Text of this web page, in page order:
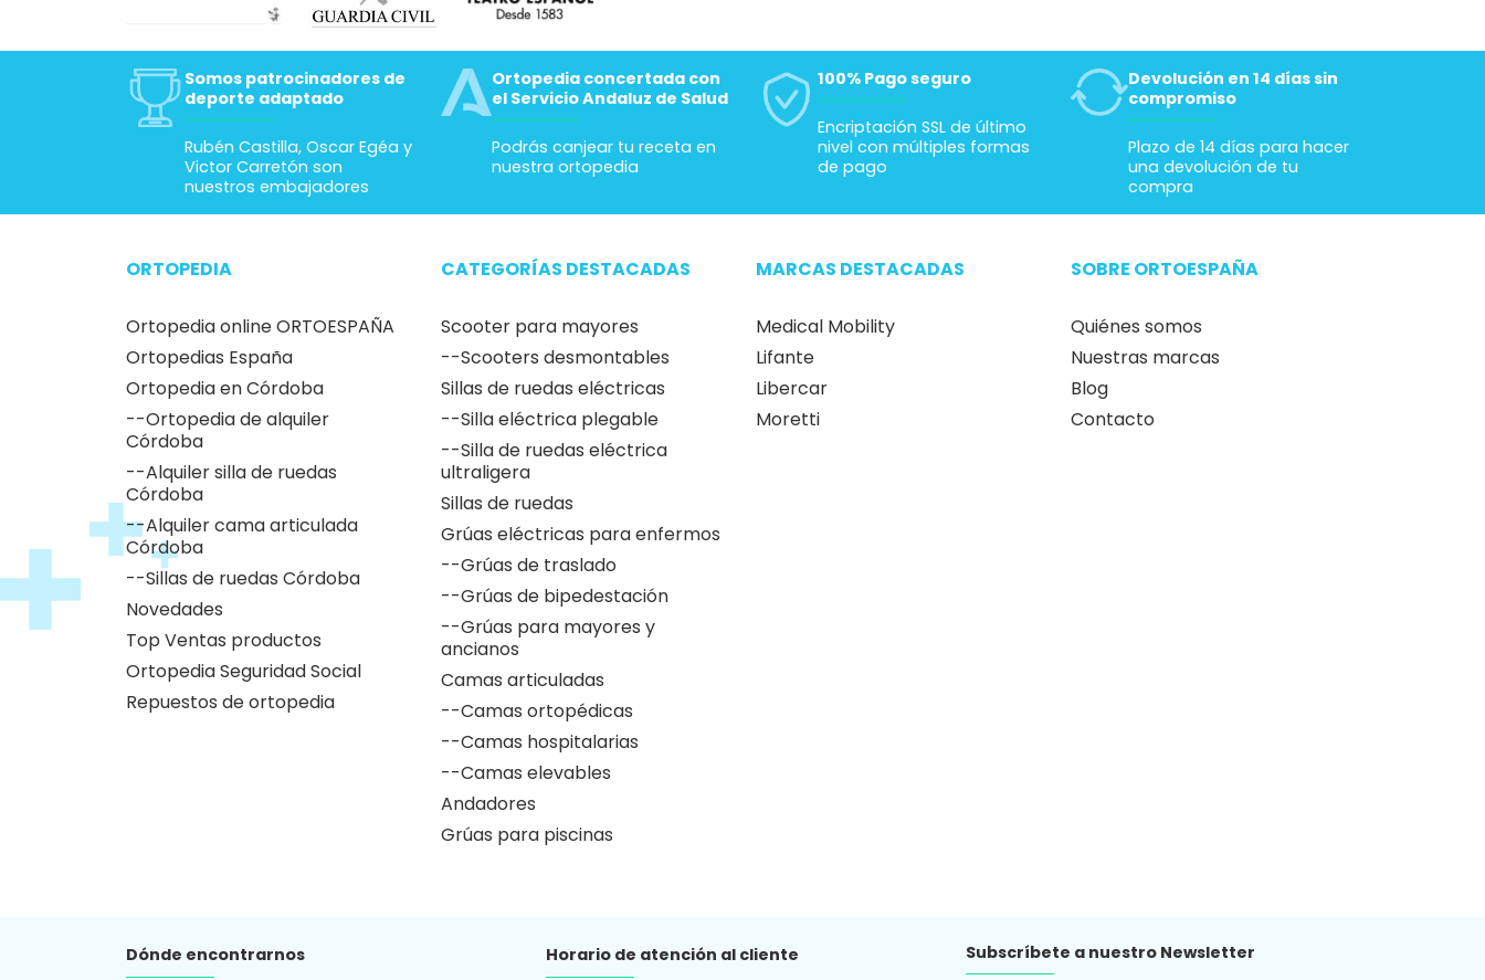
Somos patrocinadores de
deporte adaptado
Rubén Castilla, Oscar Egéa y
Victor Carretón son
nuestros embajadores
Ortopedia concertada con
el Servicio Andaluz de Salud
Podrás canjear tu receta en
nuestra ortopedia
100% Pago seguro
Encriptación SSL de último
nivel con múltiples formas
de pago
Devolución en 14 días sin
compromiso
Plazo de 14 días para hacer
una devolución de tu
compra
ORTOPEDIA
Ortopedia online ORTOESPAÑA
Ortopedias España
Ortopedia en Córdoba
--Ortopedia de alquiler
Córdoba
--Alquiler silla de ruedas
Córdoba
--Alquiler cama articulada
Córdoba
--Sillas de ruedas Córdoba
Novedades
Top Ventas productos
Ortopedia Seguridad Social
Repuestos de ortopedia
CATEGORÍAS DESTACADAS
Scooter para mayores
--Scooters desmontables
Sillas de ruedas eléctricas
--Silla eléctrica plegable
--Silla de ruedas eléctrica
ultraligera
Sillas de ruedas
Grúas eléctricas para enfermos
--Grúas de traslado
--Grúas de bipedestación
--Grúas para mayores y
ancianos
Camas articuladas
--Camas ortopédicas
--Camas hospitalarias
--Camas elevables
Andadores
Grúas para piscinas
MARCAS DESTACADAS
Medical Mobility
Lifante
Libercar
Moretti
SOBRE ORTOESPAÑA
Quiénes somos
Nuestras marcas
Blog
Contacto
Dónde encontrarnos Horario de atención al cliente Subscríbete a nuestro Newsletter